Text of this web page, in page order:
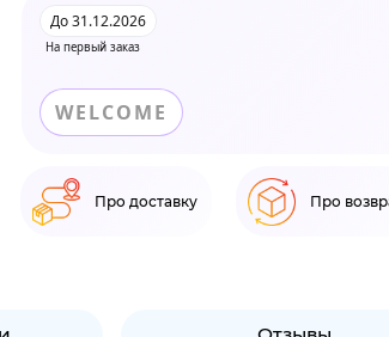
На первый заказ
До 31.12.2026
WELCOME
Про доставку Про